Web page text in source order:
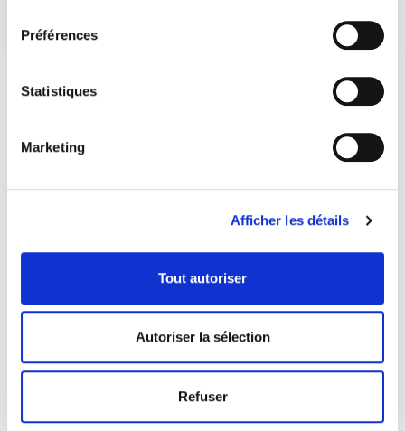
Préférences
Statistiques
Marketing
Afficher les détails
Tout autoriser
Autoriser la sélection
Refuser
1073 route de l'Église, Québec, QC G1V 3W2